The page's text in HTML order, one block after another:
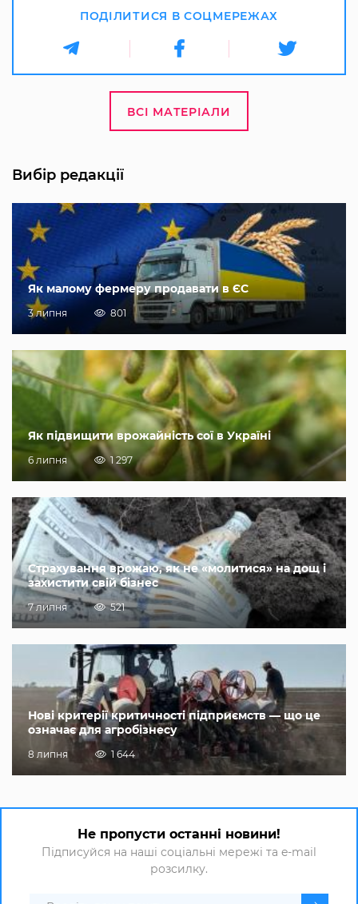
ПОДІЛИТИСЯ В СОЦМЕРЕЖАХ
ВСІ МАТЕРІАЛИ
Вибір редакції
Як малому фермеру продавати в ЄС
3 липня 801
Як підвищити врожайність сої в Україні
6 липня 1 297
Страхування врожаю, як не «молитися» на дощ і
захистити свій бізнес
7 липня 521
Нові критерії критичності підприємств — що це
означає для агробізнесу
8 липня 1 644
Не пропусти останні новини!
Підписуйся на наші соціальні мережі та e-mail
розсилку.